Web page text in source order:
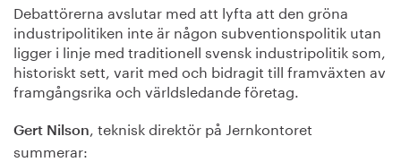
Debattörerna avslutar med att lyfta att den gröna
industripolitiken inte är någon subventionspolitik utan
ligger i linje med traditionell svensk industripolitik som,
historiskt sett, varit med och bidragit till framväxten av
framgångsrika och världsledande företag.
Gert Nilson, teknisk direktör på Jernkontoret
summerar: